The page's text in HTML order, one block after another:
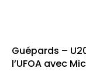
Guépards –
l’UFOA avec